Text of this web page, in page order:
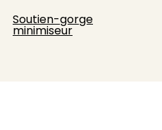
Soutien-gorge
minimiseur